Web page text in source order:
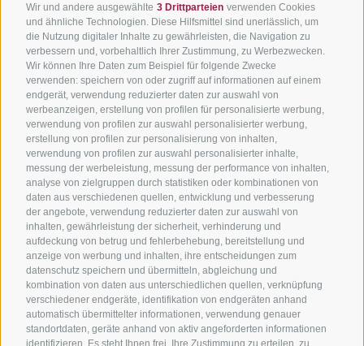
Wir und andere ausgewählte 3 Drittparteien verwenden Cookies
und ähnliche Technologien. Diese Hilfsmittel sind unerlässlich, um
die Nutzung digitaler Inhalte zu gewährleisten, die Navigation zu
verbessern und, vorbehaltlich Ihrer Zustimmung, zu Werbezwecken.
Wir können Ihre Daten zum Beispiel für folgende Zwecke
verwenden: speichern von oder zugriff auf informationen auf einem
endgerät, verwendung reduzierter daten zur auswahl von
werbeanzeigen, erstellung von profilen für personalisierte werbung,
verwendung von profilen zur auswahl personalisierter werbung,
erstellung von profilen zur personalisierung von inhalten,
verwendung von profilen zur auswahl personalisierter inhalte,
messung der werbeleistung, messung der performance von inhalten,
analyse von zielgruppen durch statistiken oder kombinationen von
daten aus verschiedenen quellen, entwicklung und verbesserung
der angebote, verwendung reduzierter daten zur auswahl von
inhalten, gewährleistung der sicherheit, verhinderung und
aufdeckung von betrug und fehlerbehebung, bereitstellung und
anzeige von werbung und inhalten, ihre entscheidungen zum
datenschutz speichern und übermitteln, abgleichung und
kombination von daten aus unterschiedlichen quellen, verknüpfung
verschiedener endgeräte, identifikation von endgeräten anhand
automatisch übermittelter informationen, verwendung genauer
standortdaten, geräte anhand von aktiv angeforderten informationen
identifizieren. Es steht Ihnen frei, Ihre Zustimmung zu erteilen, zu
SÜDTIROL
Hotels & Pakete
Urlaubspakete
Unsere Gutscheine
Hot Deals
Bike & Work
SÜDTIROL
Mountainbiken in
Südtirol
Rennradfahren in
Südtirol
Radwege in Südtirol
Bikeshops & Verleihe
Bike-Schulen
Tourenzentrale
Kontakt
Anreise
Zum
info@bikehotels.it